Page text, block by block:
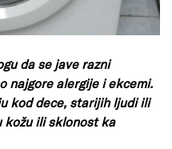
da se jave razni
najgore alergije i ekcemi.
kod dece, starijih ljudi ili
kožu ili sklonost ka